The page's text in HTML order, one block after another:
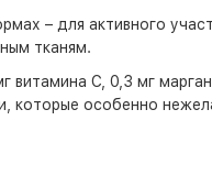
– для активного
тканям.
С, 0,3 мг
которые особенно